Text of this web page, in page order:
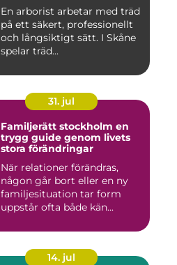
En arborist arbetar med träd
på ett säkert, professionellt
och långsiktigt sätt. I Skåne
spelar träd...
31. jul
Familjerätt stockholm en
trygg guide genom livets
stora förändringar
När relationer förändras,
någon går bort eller en ny
familjesituation tar form
uppstår ofta både kän...
14. jul